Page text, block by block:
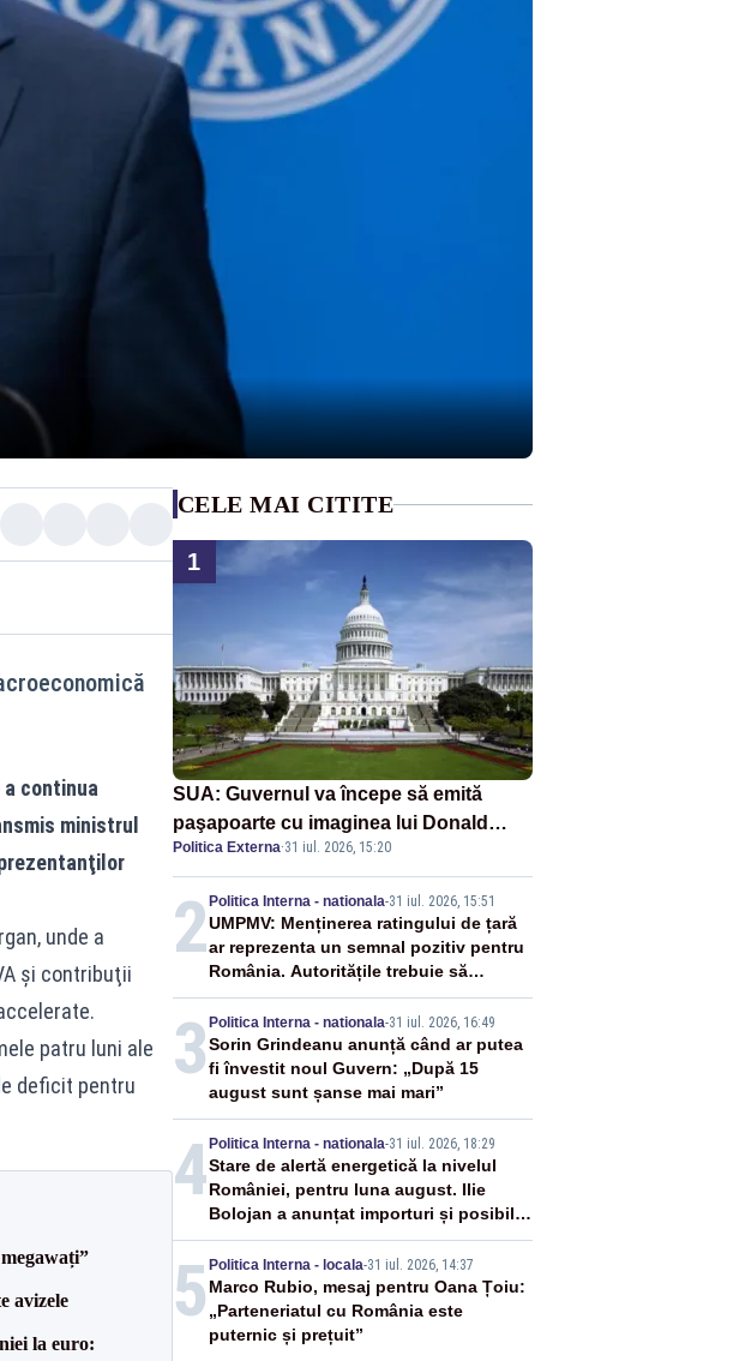
continua
ministrul
unde a
şi contribuţii
patru luni ale
deficit pentru
avizele
la euro:
CELE MAI CITITE
1
SUA: Guvernul va începe să emită
paşapoarte cu imaginea lui Donald
Trump începând cu 8 august
Politica Externa·31 iul. 2026, 15:20
2 Politica Interna - nationala-31 iul. 2026, 15:51
UMPMV: Menținerea ratingului de țară
ar reprezenta un semnal pozitiv pentru
România. Autoritățile trebuie să
continue consolidarea stabilității
economice și financiare
3 Politica Interna - nationala-31 iul. 2026, 16:49
Sorin Grindeanu anunță când ar putea
fi învestit noul Guvern: „După 15
august sunt șanse mai mari”
4 Politica Interna - nationala-31 iul. 2026, 18:29
Stare de alertă energetică la nivelul
României, pentru luna august. Ilie
Bolojan a anunțat importuri și posibile
restricții – VIDEO
5 Politica Interna - locala-31 iul. 2026, 14:37
Marco Rubio, mesaj pentru Oana Țoiu:
„Parteneriatul cu România este
puternic și prețuit”